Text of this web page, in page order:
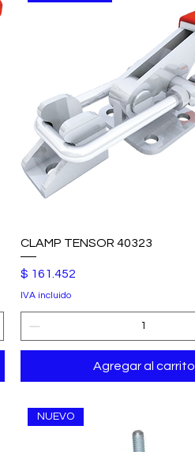
CLAMP TENSOR 40323
Precio
$ 161.452
IVA incluido
Agregar al carrito
NUEVO